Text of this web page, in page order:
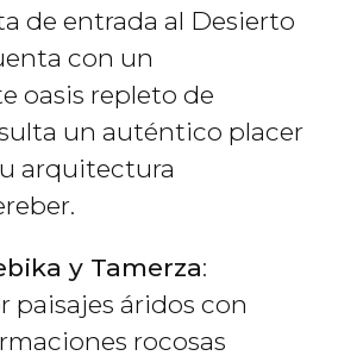
de entrada al Desierto
con un
oasis repleto de
un auténtico placer
arquitectura
y Tamerza:
paisajes áridos con
rocosas